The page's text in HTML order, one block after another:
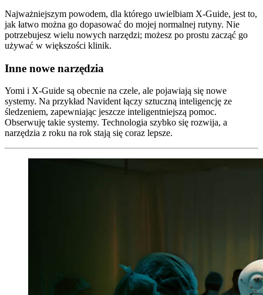
Najważniejszym powodem, dla którego uwielbiam X-Guide, jest to,
jak łatwo można go dopasować do mojej normalnej rutyny. Nie
potrzebujesz wielu nowych narzędzi; możesz po prostu zacząć go
używać w większości klinik.
Inne nowe narzędzia
Yomi i X-Guide są obecnie na czele, ale pojawiają się nowe
systemy. Na przykład Navident łączy sztuczną inteligencję ze
śledzeniem, zapewniając jeszcze inteligentniejszą pomoc.
Obserwuję takie systemy. Technologia szybko się rozwija, a
narzędzia z roku na rok stają się coraz lepsze.